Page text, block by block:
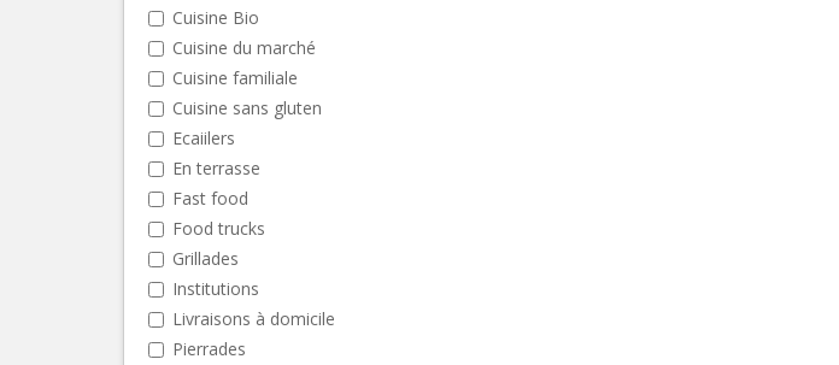
Cuisine Bio
Cuisine du marché
Cuisine familiale
Cuisine sans gluten
Ecaiilers
En terrasse
Fast food
Food trucks
Grillades
Institutions
Livraisons à domicile
Pierrades